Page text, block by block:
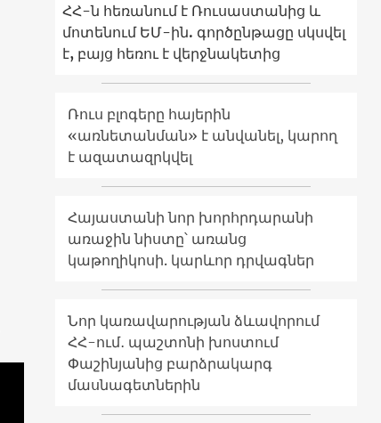
ՀՀ-ն հեռանում է Ռուսաստանից և
մոտենում ԵՄ-ին. գործընթացը սկսվել
է, բայց հեռու է վերջնակետից
Ռուս բլոգերը հայերին
«առնետանման» է անվանել, կարող
է ազատազրկվել
Հայաստանի նոր խորհրդարանի
առաջին նիստը՝ առանց
կաթողիկոսի. կարևոր դրվագներ
Նոր կառավարության ձևավորում
ՀՀ-ում․ պաշտոնի խոստում
Փաշինյանից բարձրակարգ
մասնագետներին